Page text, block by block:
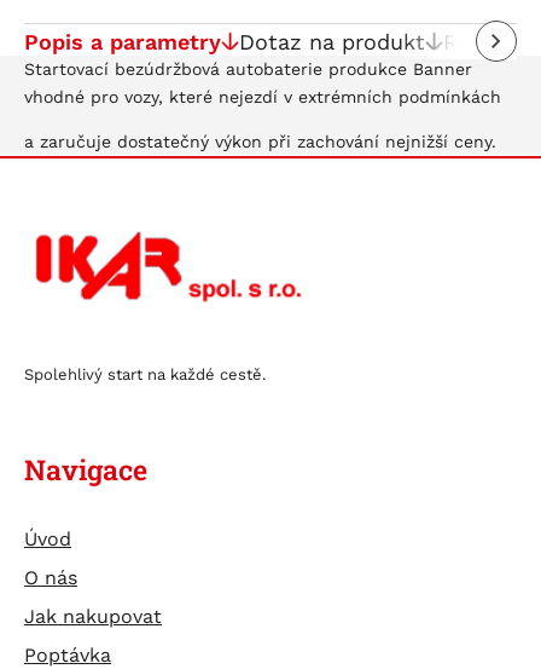
Popis a parametry Dotaz na produkt Recenze
Startovací bezúdržbová autobaterie produkce Banner
vhodné pro vozy, které nejezdí v extrémních podmínkách
a zaručuje dostatečný výkon při zachování nejnižší ceny.
Spolehlivý start na každé cestě.
Navigace
Úvod
O nás
Jak nakupovat
Poptávka